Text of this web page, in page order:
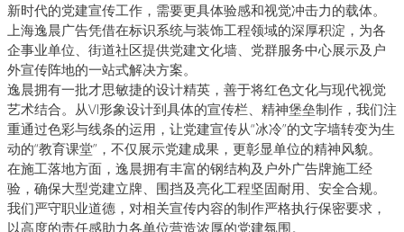
新时代的党建宣传工作，需要更具体验感和视觉冲击力的载体。
上海逸晨广告凭借在标识系统与装饰工程领域的深厚积淀，为各
企事业单位、街道社区提供党建文化墙、党群服务中心展示及户
外宣传阵地的一站式解决方案。
逸晨拥有一批才思敏捷的设计精英，善于将红色文化与现代视觉
艺术结合。从VI形象设计到具体的宣传栏、精神堡垒制作，我们注
重通过色彩与线条的运用，让党建宣传从“冰冷”的文字墙转变为生
动的“教育课堂”，不仅展示党建成果，更彰显单位的精神风貌。
在施工落地方面，逸晨拥有丰富的钢结构及户外广告牌施工经
验，确保大型党建立牌、围挡及亮化工程坚固耐用、安全合规。
我们严守职业道德，对相关宣传内容的制作严格执行保密要求，
以高度的责任感助力各单位营造浓厚的党建氛围。